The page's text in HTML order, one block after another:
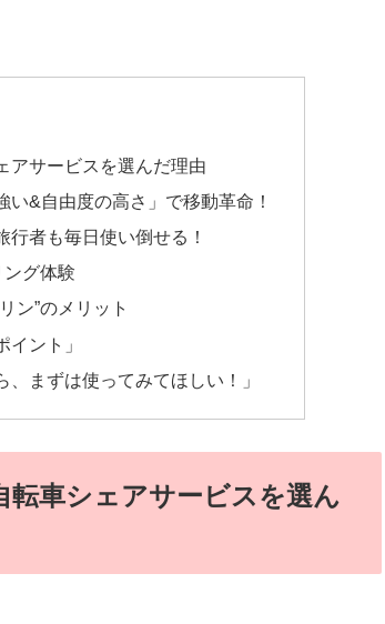
アサービスを選んだ理由
&自由度の高さ」で移動革命！
行者も毎日使い倒せる！
ング体験
ン”のメリット
ント」
まずは使ってみてほしい！」
車シェアサービスを選ん